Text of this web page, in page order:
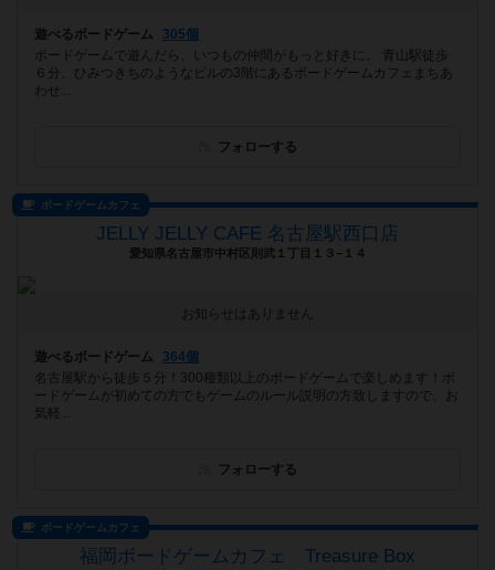
遊べるボードゲーム
305個
ボードゲームで遊んだら、いつもの仲間がもっと好きに。 青山駅徒歩
６分、ひみつきちのようなビルの3階にあるボードゲームカフェまちあ
わせ...
フォローする
ボードゲームカフェ
JELLY JELLY CAFE 名古屋駅西口店
愛知県名古屋市中村区則武１丁目１３−１４
お知らせはありません
遊べるボードゲーム
364個
名古屋駅から徒歩５分！300種類以上のボードゲームで楽しめます！ボ
ードゲームが初めての方でもゲームのルール説明の方致しますので、お
気軽...
フォローする
ボードゲームカフェ
福岡ボードゲームカフェ Treasure Box